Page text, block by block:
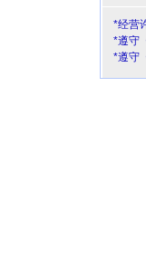
*经营
*遵守
*遵守